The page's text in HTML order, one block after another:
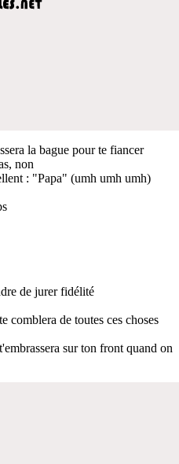
la bague pour te fiancer
non
: "Papa" (umh umh umh)
de jurer fidélité
comblera de toutes ces choses
sur ton front quand on